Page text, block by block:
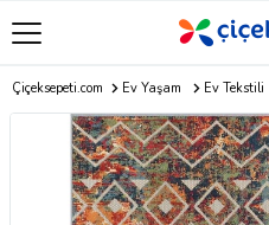
Çiçeksepeti.com Ev Yaşam Ev Tekstili